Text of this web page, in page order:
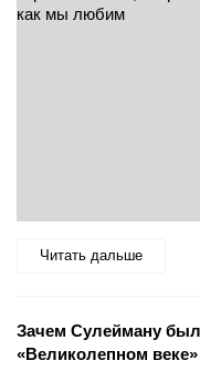
Читать дальше
Зачем Сулейману
«Великолепном